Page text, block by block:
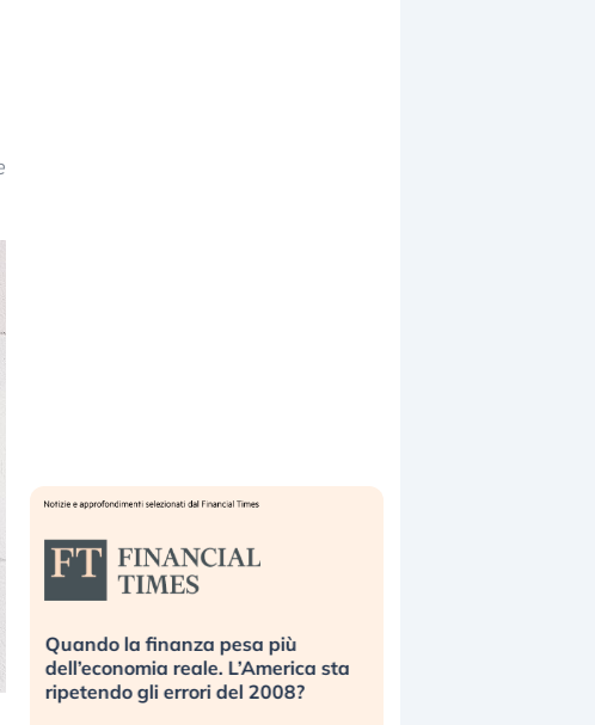
Quando la finanza pesa più
dell’economia reale. L’America sta
ripetendo gli errori del 2008?